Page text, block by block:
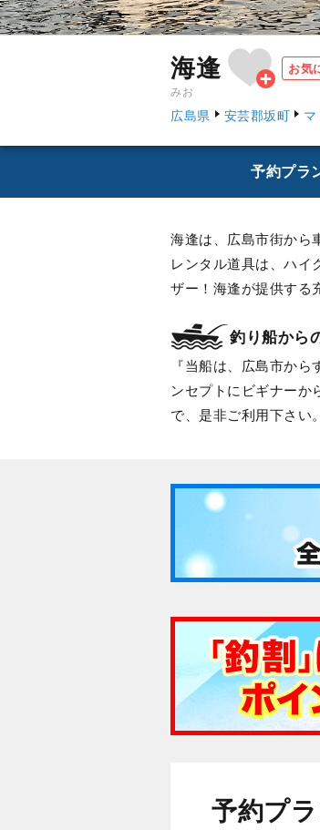
海逢
みお
お気
広島県 安芸郡坂町 マ
予約プラ
海逢は、広島市街から
レンタル道具は、ハイ
ザー！海逢が提供する
釣り船から
当船は、広島市から
ンセプトにビギナーか
で、是非ご利用下さい。
予約プ